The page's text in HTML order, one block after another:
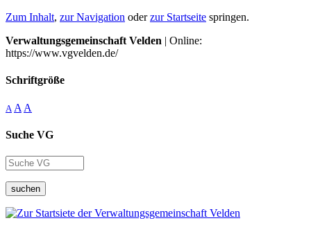
Zum Inhalt, zur Navigation oderzur Startseite springen.
Verwaltungsgemeinschaft Velden | Online:
https://www.vgvelden.de/
Schriftgröße
A A A
Suche VG
suchen